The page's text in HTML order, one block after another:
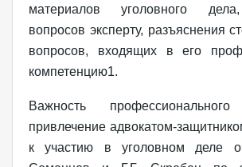
материалов уголовного
вопросов эксперту, разъяснения
вопросов, входящих в его
компетенцию1.
Важность
привлечение адвокатом-
к участию в уголовном деле